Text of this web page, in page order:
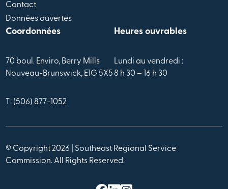
Contact
Données ouvertes
Coordonnées
70 boul. Enviro, Berry Mills
Nouveau-Brunswick, E1G 5X5
T: (506) 877-1052
Heures ouvrables
Lundi au vendredi :
8 h 30 – 16 h 30
© Copyright 2026 | Southeast Regional Service
Commission. All Rights Reserved.